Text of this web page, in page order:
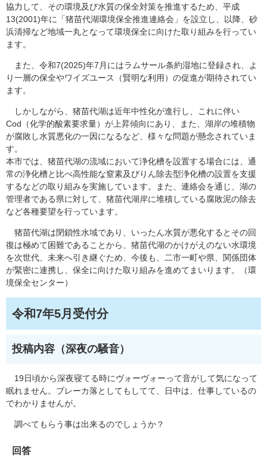
協力して、その環境及び水質の保全対策を推進するため、平成
13(2001)年に「猪苗代湖環境保全推進連絡会」を設立し、以降、砂
浜清掃など地域一丸となって環境保全に向けた取り組みを行ってい
ます。
また、令和7(2025)年7月にはラムサール条約湿地に登録され、よ
り一層の保全やワイズユース（賢明な利用）の促進が期待されてい
ます。
しかしながら、猪苗代湖は近年中性化が進行し、これに伴い
Cod（化学的酸素要求量）が上昇傾向にあり、また、湖岸の堆積物
が腐敗し水質悪化の一因になるなど、様々な問題が懸念されていま
す。
本市では、猪苗代湖の流域において浄化槽を設置する場合には、通
常の浄化槽と比べ高性能な窒素及びりん除去型浄化槽の設置を支援
するなどの取り組みを実施しています。また、連絡会を通じ、湖の
管理者である県に対して、猪苗代湖岸に堆積している腐敗泥の除去
など各種要望を行っています。
猪苗代湖は閉鎖性水域であり、いったん水質が悪化するとその回
復は極めて困難であることから、猪苗代湖のかけがえのない水環境
を次世代、未来へ引き継ぐため、今後も、二市一町や県、関係団体
が緊密に連携し、保全に向けた取り組みを進めてまいります。（環
境保全センター）
令和7年5月受付分
投稿内容（深夜の騒音​）
19日頃から深夜寝てる時にヴォーヴォーって音がして気になって
眠れません。ブレーカ落としてもしてて、日中は、仕事しているの
でわかりませんが。
調べてもらう事は出来るのでしょうか？
回答